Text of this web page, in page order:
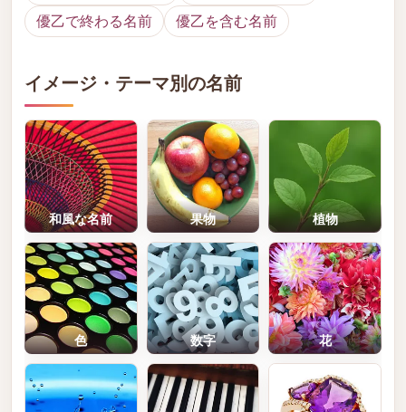
優乙で終わる名前
優乙を含む名前
イメージ・テーマ別の名前
和風な名前 果物 植物
色 数字 花